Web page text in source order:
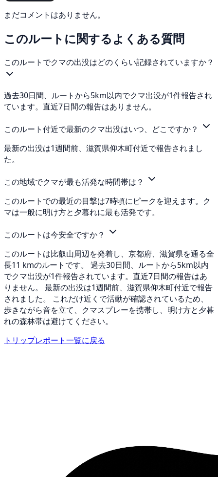
まだコメントはありません。
このルートに関するよくある質問
このルートでクマの出没はどのくらい記録されていますか？
過去30日間、ルートから5km以内でクマ出没が1件報告され
ています。直近7日間の報告はありません。
このルート付近で最新のクマ出没はいつ、どこですか？
最新の出没は1週間前、滋賀県仰木町付近で報告されまし
た。
この地域でクマが最も活発な時間帯は？
このルートでの最近の目撃は7時頃にピークを迎えます。ク
マは一般に明け方と夕暮れに最も活発です。
このルートは今安全ですか？
このルートは比叡山周辺を発着し、京都府、滋賀県を通る全
長11 kmのルートです。 過去30日間、ルートから5km以内
でクマ出没が1件報告されています。直近7日間の報告はあ
りません。 最新の出没は1週間前、滋賀県仰木町付近で報告
されました。 これだけ近くで活動が確認されているため、
歩きながら音を立て、クマスプレーを携帯し、明け方と夕暮
れの森林帯は避けてください。
トリップレポート一覧に戻る